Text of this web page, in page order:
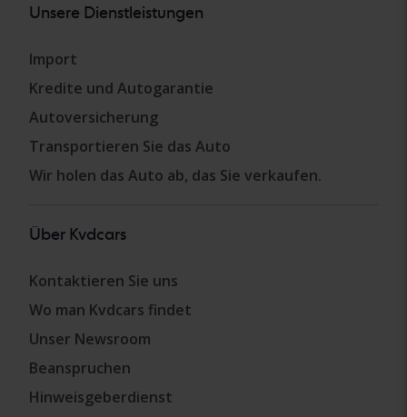
Unsere Dienstleistungen
Import
Kredite und Autogarantie
Autoversicherung
Transportieren Sie das Auto
Wir holen das Auto ab, das Sie verkaufen.
Über Kvdcars
Kontaktieren Sie uns
Wo man Kvdcars findet
Unser Newsroom
Beanspruchen
Hinweisgeberdienst